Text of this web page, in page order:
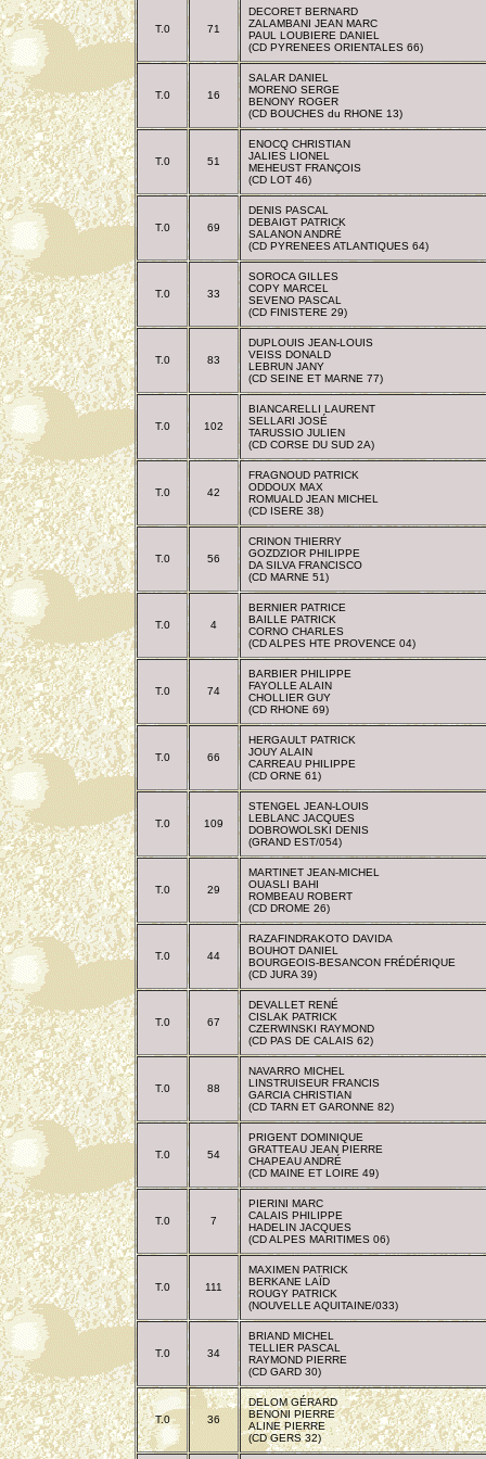
T.0 71
DECORET BERNARD
ZALAMBANI JEAN MARC
PAUL LOUBIERE DANIEL
(CD PYRENEES ORIENTALES 66)
T.0 16
SALAR DANIEL
MORENO SERGE
BENONY ROGER
(CD BOUCHES du RHONE 13)
T.0 51
ENOCQ CHRISTIAN
JALIES LIONEL
MEHEUST FRANÇOIS
(CD LOT 46)
T.0 69
DENIS PASCAL
DEBAIGT PATRICK
SALANON ANDRÉ
(CD PYRENEES ATLANTIQUES 64)
T.0 33
SOROCA GILLES
COPY MARCEL
SEVENO PASCAL
(CD FINISTERE 29)
T.0 83
DUPLOUIS JEAN-LOUIS
VEISS DONALD
LEBRUN JANY
(CD SEINE ET MARNE 77)
T.0 102
BIANCARELLI LAURENT
SELLARI JOSÉ
TARUSSIO JULIEN
(CD CORSE DU SUD 2A)
T.0 42
FRAGNOUD PATRICK
ODDOUX MAX
ROMUALD JEAN MICHEL
(CD ISERE 38)
T.0 56
CRINON THIERRY
GOZDZIOR PHILIPPE
DA SILVA FRANCISCO
(CD MARNE 51)
T.0 4
BERNIER PATRICE
BAILLE PATRICK
CORNO CHARLES
(CD ALPES HTE PROVENCE 04)
T.0 74
BARBIER PHILIPPE
FAYOLLE ALAIN
CHOLLIER GUY
(CD RHONE 69)
T.0 66
HERGAULT PATRICK
JOUY ALAIN
CARREAU PHILIPPE
(CD ORNE 61)
T.0 109
STENGEL JEAN-LOUIS
LEBLANC JACQUES
DOBROWOLSKI DENIS
(GRAND EST/054)
T.0 29
MARTINET JEAN-MICHEL
OUASLI BAHI
ROMBEAU ROBERT
(CD DROME 26)
T.0 44
RAZAFINDRAKOTO DAVIDA
BOUHOT DANIEL
BOURGEOIS-BESANCON FRÉDÉRIQUE
(CD JURA 39)
T.0 67
DEVALLET RENÉ
CISLAK PATRICK
CZERWINSKI RAYMOND
(CD PAS DE CALAIS 62)
T.0 88
NAVARRO MICHEL
LINSTRUISEUR FRANCIS
GARCIA CHRISTIAN
(CD TARN ET GARONNE 82)
T.0 54
PRIGENT DOMINIQUE
GRATTEAU JEAN PIERRE
CHAPEAU ANDRÉ
(CD MAINE ET LOIRE 49)
T.0 7
PIERINI MARC
CALAIS PHILIPPE
HADELIN JACQUES
(CD ALPES MARITIMES 06)
T.0 111
MAXIMEN PATRICK
BERKANE LAÏD
ROUGY PATRICK
(NOUVELLE AQUITAINE/033)
T.0 34
BRIAND MICHEL
TELLIER PASCAL
RAYMOND PIERRE
(CD GARD 30)
T.0 36
DELOM GÉRARD
BENONI PIERRE
ALINE PIERRE
(CD GERS 32)